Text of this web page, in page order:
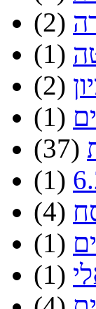
(2)
(1)
(2)
(1)
(37)
(1)
(4)
(1)
(1)